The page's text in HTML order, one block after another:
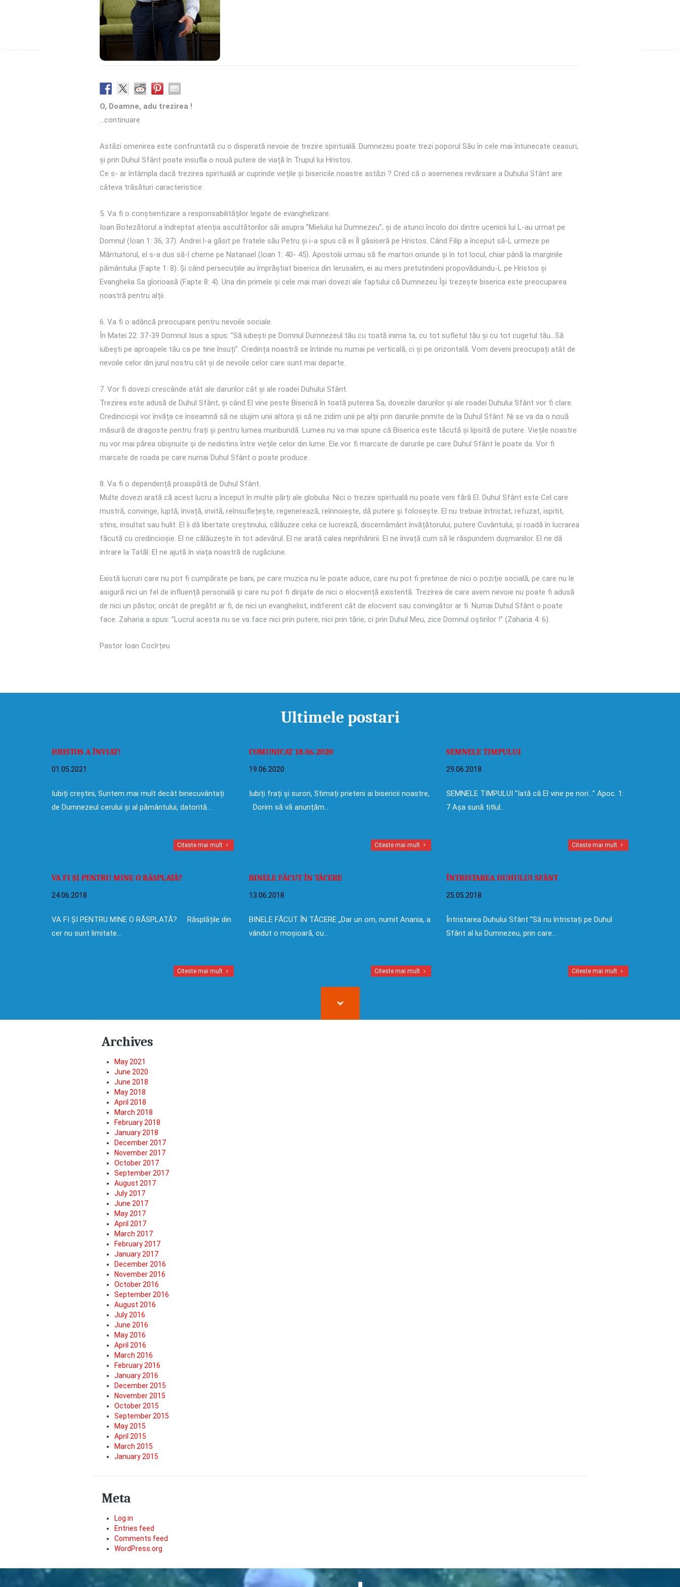
O, Doamne, adu trezirea !
…continuare
Astăzi omenirea este confruntată cu o disperată nevoie de trezire spirituală. Dumnezeu poate trezi poporul Său în cele mai întunecate ceasuri,
și prin Duhul Sfânt poate insufla o nouă putere de viață în Trupul lui Hristos.
Ce s- ar întâmpla dacă trezirea spirituală ar cuprinde viețile și bisericile noastre astăzi ? Cred că o asemenea revărsare a Duhului Sfânt are
câteva trăsături caracteristice:
5. Va fi o conștientizare a responsabilităților legate de evanghelizare.
Ioan Botezătorul a îndreptat atenția ascultătorilor săi asupra ”Mielului lui Dumnezeu”, și de atunci încolo doi dintre ucenicii lui L-au urmat pe
Domnul (Ioan 1: 36, 37). Andrei l-a găsit pe fratele său Petru și i-a spus că ei Îl găsiseră pe Hristos. Când Filip a început să-L urmeze pe
Mântuitorul, el s-a dus să-l cheme pe Natanael (Ioan 1: 40- 45). Apostolii urmau să fie martori oriunde și în tot locul, chiar până la marginile
pământului (Fapte 1: 8). Și când persecuțiile au împrăștiat biserica din Ierusalim, ei au mers pretutindeni propovăduindu-L pe Hristos și
Evanghelia Sa glorioasă (Fapte 8: 4). Una din primele și cele mai mari dovezi ale faptului că Dumnezeu Își trezește biserica este preocuparea
noastră pentru alții.
6. Va fi o adâncă preocupare pentru nevoile sociale.
În Matei 22: 37-39 Domnul Isus a spus: ”Să iubești pe Domnul Dumnezeul tău cu toată inima ta, cu tot sufletul tău și cu tot cugetul tău…Să
iubești pe aproapele tău ca pe tine însuți”. Credința noastră se întinde nu numai pe verticală, ci și pe orizontală. Vom deveni preocupați atât de
nevoile celor din jurul nostru cât și de nevoile celor care sunt mai departe.
7. Vor fi dovezi crescânde atât ale darurilor cât și ale roadei Duhului Sfânt.
Trezirea este adusă de Duhul Sfânt, și când El vine peste Biserică în toată puterea Sa, dovezile darurilor și ale roadei Duhului Sfânt vor fi clare.
Credincioșii vor învăța ce înseamnă să ne slujim unii altora și să ne zidim unii pe alții prin darurile primite de la Duhul Sfânt. Ni se va da o nouă
măsură de dragoste pentru frați și pentru lumea muribundă. Lumea nu va mai spune că Biserica este tăcută și lipsită de putere. Viețile noastre
nu vor mai părea obișnuite și de nedistins între viețile celor din lume. Ele vor fi marcate de darurile pe care Duhul Sfânt le poate da. Vor fi
marcate de roada pe care numai Duhul Sfânt o poate produce.
8. Va fi o dependență proaspătă de Duhul Sfânt.
Multe dovezi arată că acest lucru a început în multe părți ale globului. Nici o trezire spirituală nu poate veni fără El. Duhul Sfânt este Cel care
mustră, convinge, luptă, învață, invită, reînsuflețește, regenerează, reînnoiește, dă putere și folosește. El nu trebuie întristat, refuzat, ispitit,
stins, insultat sau hulit. El îi dă libertate creștinului, călăuzire celui ce lucrează, discernământ învățătorului, putere Cuvântului, și roadă în lucrarea
făcută cu credincioșie. El ne călăuzește în tot adevărul. El ne arată calea neprihănirii. El ne învață cum să le răspundem dușmanilor. El ne dă
intrare la Tatăl. El ne ajută în viața noastră de rugăciune.
Există lucruri care nu pot fi cumpărate pe bani, pe care muzica nu le poate aduce, care nu pot fi pretinse de nici o poziție socială, pe care nu le
asigură nici un fel de influență personală și care nu pot fi dirijate de nici o elocvență existentă. Trezirea de care avem nevoie nu poate fi adusă
de nici un păstor, oricât de pregătit ar fi, de nici un evanghelist, indiferent cât de elocvent sau convingător ar fi. Numai Duhul Sfânt o poate
face. Zaharia a spus: ”Lucrul acesta nu se va face nici prin putere, nici prin tărie, ci prin Duhul Meu, zice Domnul oștirilor !” (Zaharia 4: 6).
Pastor Ioan Cocîrțeu
Ultimele postari
HRISTOS A ÎNVIAT!
01.05.2021
Iubiți creștini, Suntem mai mult decât binecuvântați
de Dumnezeul cerului și al pământului, datorită…
Citeste mai mult
COMUNICAT 18.06.2020
19.06.2020
Iubiți frați și surori, Stimați prieteni ai bisericii noastre,
Dorim să vă anunțăm…
Citeste mai mult
SEMNELE TIMPULUI
29.06.2018
SEMNELE TIMPULUI ”Iată că El vine pe nori…” Apoc. 1:
7 Așa sună titlul…
Citeste mai mult
VA FI ȘI PENTRU MINE O RĂSPLATĂ?
24.06.2018
VA FI ȘI PENTRU MINE O RĂSPLATĂ? Răsplățile din
cer nu sunt limitate…
Citeste mai mult
BINELE FĂCUT ÎN TĂCERE
13.06.2018
BINELE FĂCUT ÎN TĂCERE „Dar un om, numit Anania, a
vândut o moșioară, cu…
Citeste mai mult
ÎNTRISTAREA DUHULUI SFÂNT
25.05.2018
Întristarea Duhului Sfânt ”Să nu întristați pe Duhul
Sfânt al lui Dumnezeu, prin care…
Citeste mai mult
Archives
May 2021
June 2020
June 2018
May 2018
April 2018
March 2018
February 2018
January 2018
December 2017
November 2017
October 2017
September 2017
August 2017
July 2017
June 2017
May 2017
April 2017
March 2017
February 2017
January 2017
December 2016
November 2016
October 2016
September 2016
August 2016
July 2016
June 2016
May 2016
April 2016
March 2016
February 2016
January 2016
December 2015
November 2015
October 2015
September 2015
May 2015
April 2015
March 2015
January 2015
Meta
Log in
Entries feed
Comments feed
WordPress.org